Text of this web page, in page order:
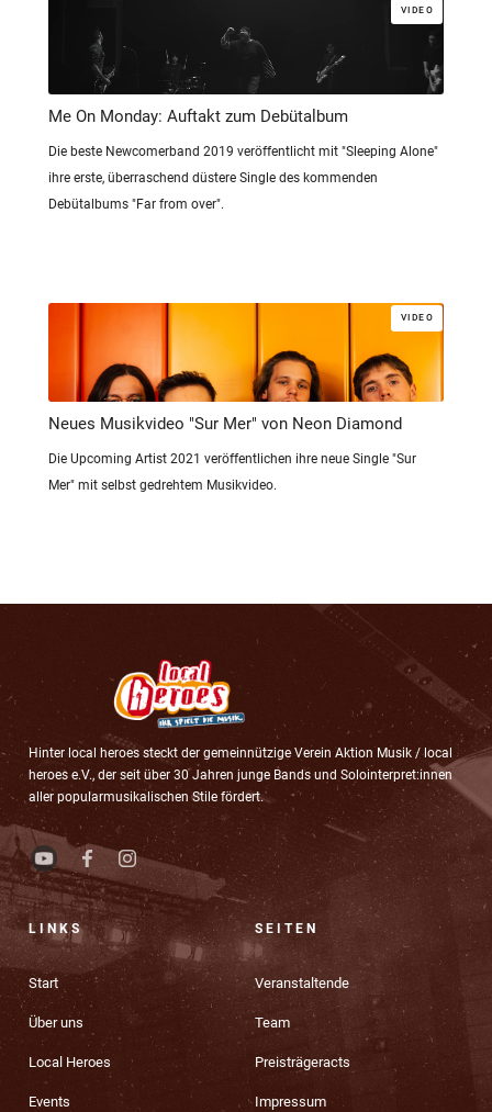
VIDEO
Me On Monday: Auftakt zum Debütalbum
Die beste Newcomerband 2019 veröffentlicht mit "Sleeping Alone"
ihre erste, überraschend düstere Single des kommenden
Debütalbums "Far from over".
VIDEO
Neues Musikvideo "Sur Mer" von Neon Diamond
Die Upcoming Artist 2021 veröffentlichen ihre neue Single "Sur
Mer" mit selbst gedrehtem Musikvideo.
Hinter local heroes steckt der gemeinnützige Verein Aktion Musik / local
heroes e.V., der seit über 30 Jahren junge Bands und Solointerpret:innen
aller popularmusikalischen Stile fördert.
LINKS
Start
Über uns
Local Heroes
Events
SEITEN
Veranstaltende
Team
Preisträgeracts
Impressum